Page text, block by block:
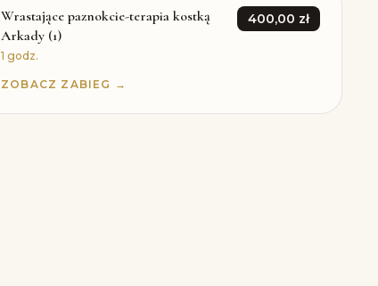
Wrastające paznokcie-terapia kostką
Arkady (1)
400,00 zł
1 godz.
ZOBACZ ZABIEG →